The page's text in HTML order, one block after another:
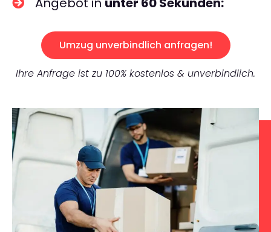
Umzug unverbindlich anfragen!
Ihre Anfrage ist zu 100% kostenlos & unverbindlich.